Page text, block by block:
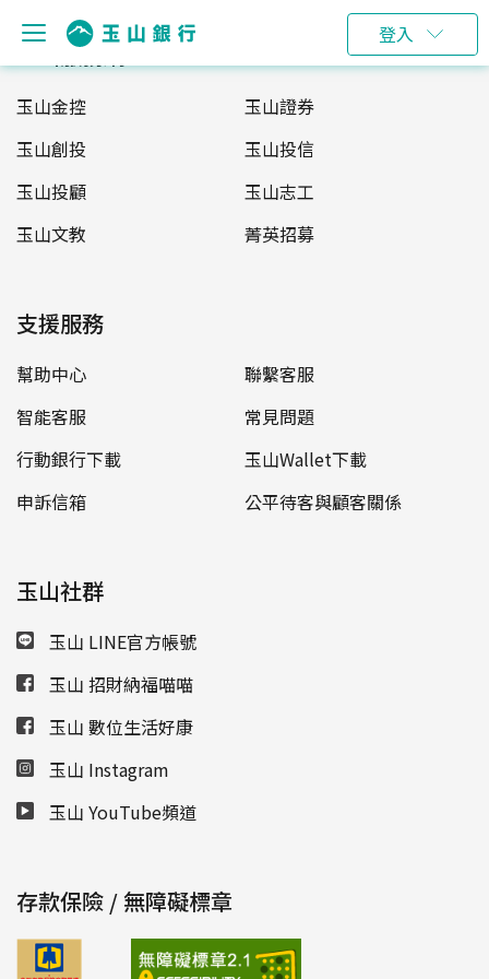
登入
玉山服務網
玉山金控
玉山證券
玉山創投
玉山投信
玉山投顧
玉山志工
玉山文教
菁英招募
支援服務
幫助中心
聯繫客服
智能客服
常見問題
行動銀行下載
玉山Wallet下載
申訴信箱
公平待客與顧客關係
玉山社群
玉山 LINE官方帳號
玉山 招財納福喵喵
玉山 數位生活好康
玉山 Instagram
玉山 YouTube頻道
存款保險 / 無障礙標章